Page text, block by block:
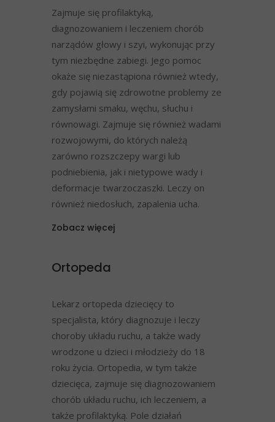
Zajmuje się profilaktyką,
diagnozowaniem i leczeniem chorób
narządów głowy i szyi, wykonując przy
tym niezbędne zabiegi. Jego pomoc
okaże się niezastąpiona również wtedy,
gdy pojawią się zdrowotne problemy ze
zamysłami smaku, węchu, słuchu i
równowagi. Zajmuje się również wadami
rozwojowymi, do których należą
zarówno rozszczepy wargi lub
podniebienia, jak i nietypowe wady i
deformacje twarzoczaszki. Leczy on
również niedosłuch, zapalenia ucha.
Zobacz więcej
Ortopeda
Lekarz ortopeda dziecięcy to
specjalista, który diagnozuje i leczy
choroby układu ruchu, a także wady
wrodzone u dzieci i młodzieży do 18
roku życia. Ortopedia, w tym także
dziecięca, zajmuje się diagnozowaniem
chorób układu ruchu, ich leczeniem, a
także profilaktyką. Pole działań